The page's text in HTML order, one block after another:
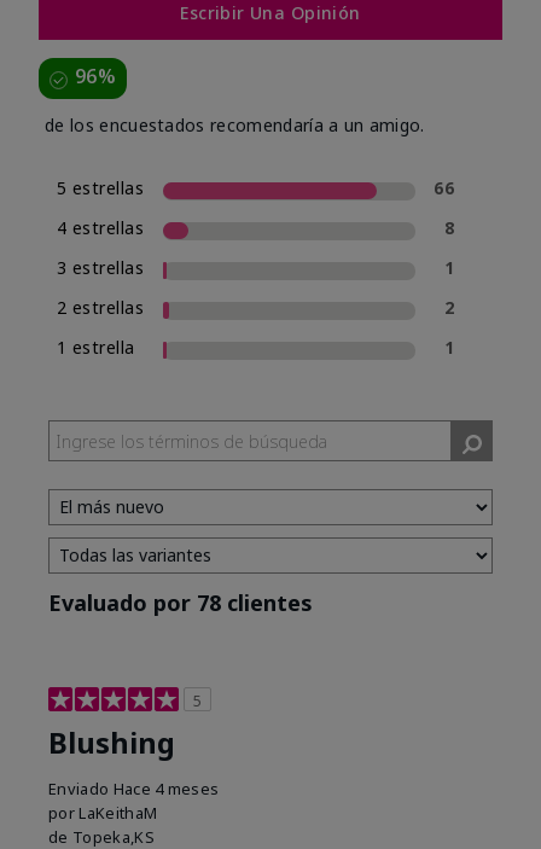
Escribir Una Opinión
96%
de los encuestados recomendaría a un amigo.
5 estrellas
66
4 estrellas
8
3 estrellas
1
2 estrellas
2
1 estrella
1
Evaluado por 78 clientes
5
Blushing
Enviado Hace 4 meses
por LaKeithaM
de Topeka,KS